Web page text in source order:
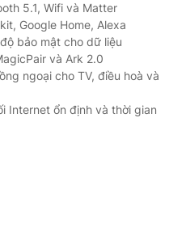
5.1, Wifi và Matter
Google Home, Alexa
bảo mật cho dữ liệu
và Ark 2.0
ngoại cho TV, điều hoà và
Internet ổn định và thời gian